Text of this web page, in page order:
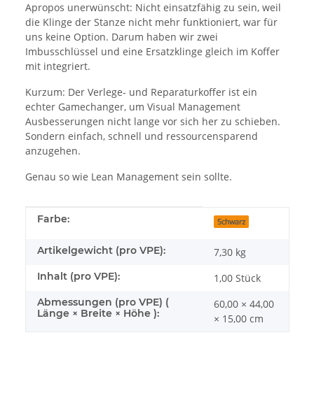
Apropos unerwünscht: Nicht einsatzfähig zu sein, weil
die Klinge der Stanze nicht mehr funktioniert, war für
uns keine Option. Darum haben wir zwei
Imbusschlüssel und eine Ersatzklinge gleich im Koffer
mit integriert.
Kurzum: Der Verlege- und Reparaturkoffer ist ein
echter Gamechanger, um Visual Management
Ausbesserungen nicht lange vor sich her zu schieben.
Sondern einfach, schnell und ressourcensparend
anzugehen.
Genau so wie Lean Management sein sollte.
Produkteigenschaft
Wert
Farbe: Schwarz
Artikelgewicht (pro VPE): 7,30 kg
Inhalt (pro VPE): 1,00 Stück
Abmessungen (pro VPE) (
Länge × Breite × Höhe ):
60,00 × 44,00
× 15,00 cm